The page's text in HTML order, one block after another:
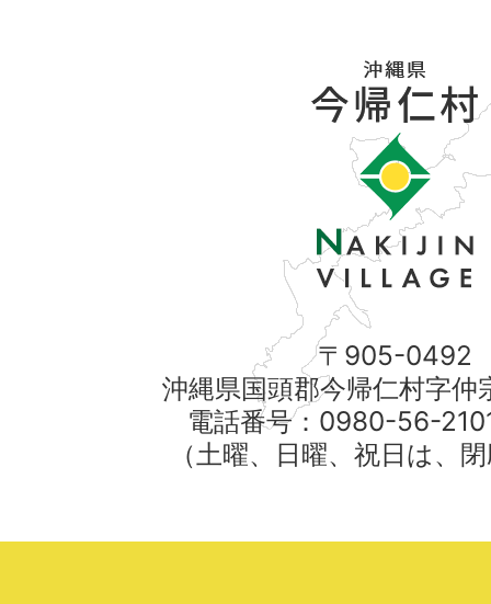
〒905-0492
沖縄県国頭郡今帰仁村字仲
電話番号：0980-56-
（土曜、日曜、祝日は、